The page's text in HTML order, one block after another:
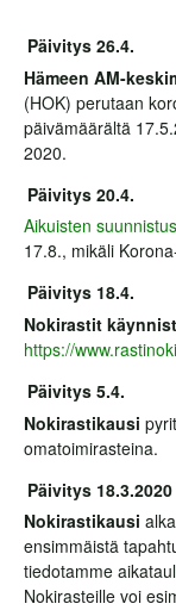
Päivitys 26.4.
Hämeen AM-
(HOK) perutaan
päivämäärältä
2020.
Päivitys 20.4.
Aikuisten
17.8., mikäli
Päivitys 18.4.
Nokirastit
https://
Päivitys 5.4.
Nokirastikausi
omatoimirasteina.
Päivitys 18.3.2020
Nokirastikausi
ensimmäistä
tiedotamme
Nokirasteille voi